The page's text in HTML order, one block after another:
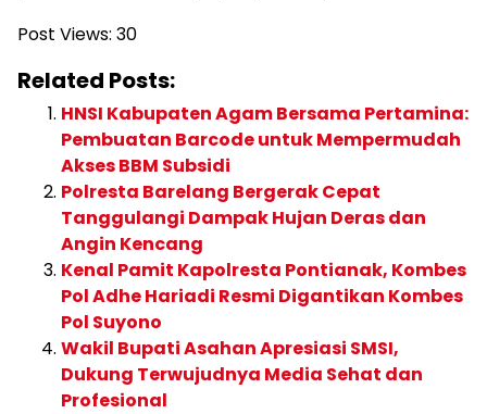
Post Views: 30
Related Posts:
HNSI Kabupaten Agam Bersama Pertamina:
Pembuatan Barcode untuk Mempermudah
Akses BBM Subsidi
Polresta Barelang Bergerak Cepat
Tanggulangi Dampak Hujan Deras dan
Angin Kencang
Kenal Pamit Kapolresta Pontianak, Kombes
Pol Adhe Hariadi Resmi Digantikan Kombes
Pol Suyono
Wakil Bupati Asahan Apresiasi SMSI,
Dukung Terwujudnya Media Sehat dan
Profesional